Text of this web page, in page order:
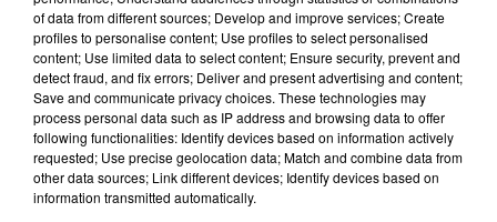
23 juillet 2026
INCENDIE MORTEL À LENS : UNE FEMME ET
of data from different sources; Develop and improve services; Create
profiles to personalise content; Use profiles to select personalised
content; Use limited data to select content; Ensure security, prevent and
detect fraud, and fix errors; Deliver and present advertising and content;
Save and communicate privacy choices. These technologies may
process personal data such as IP address and browsing data to offer
following functionalities: Identify devices based on information actively
requested; Use precise geolocation data; Match and combine data from
other data sources; Link different devices; Identify devices based on
information transmitted automatically.